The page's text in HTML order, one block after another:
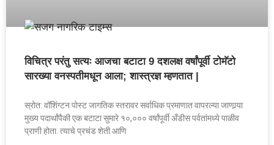
विचित्र परंतु सत्यः आजचा बटाटा 9 दशलक्ष वर्षांपूर्वी टोमॅटो
सारख्या वनस्पतीमधून आला; शास्त्रज्ञ म्हणतात |
स्रोत: वॉशिंग्टन पोस्ट जागतिक स्तरावर सर्वाधिक प्रमाणात वापरल्या जाणार्‍या
मुख्य पदार्थांपैकी एक बटाटा सुमारे १०,००० वर्षांपूर्वी अँडीस पर्वतांमध्ये पाळीव
प्राणी होता. त्याचे प्रचंड शेती आणि